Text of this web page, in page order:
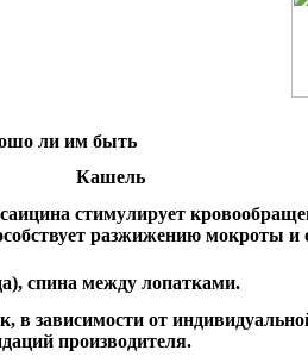
ли им быть
Кашель
стимулирует
разжижению мокроты и
спина между лопатками.
в зависимости от
производителя.